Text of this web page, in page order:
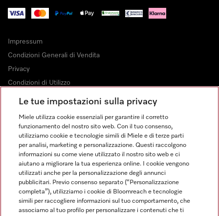
Impressum
Condizioni Generali di Vendita
Privacy
Condizioni di Utilizzo
Dichiarazione di Accessibilità
Legge sui servizi digitali
Impostazioni dei cookie
FINANZIAMENTO FINO A 50 MESI CON OPZIONE 10 E TASSO
ZERO
Le tue impostazioni sulla privacy
Miele utilizza cookie essenziali per garantire il corretto
funzionamento del nostro sito web. Con il tuo consenso,
utilizziamo cookie e tecnologie simili di Miele e di terze parti
per analisi, marketing e personalizzazione. Questi raccolgono
informazioni su come viene utilizzato il nostro sito web e ci
aiutano a migliorare la tua esperienza online. I cookie vengono
utilizzati anche per la personalizzazione degli annunci
pubblicitari. Previo consenso separato (“Personalizzazione
completa”), utilizziamo i cookie di Bloomreach e tecnologie
simili per raccogliere informazioni sul tuo comportamento, che
associamo al tuo profilo per personalizzare i contenuti che ti